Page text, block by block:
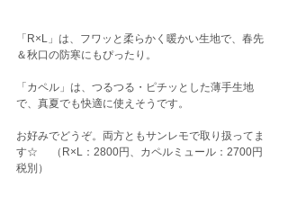
「R×L」は、フワッと柔らかく暖かい生地で、春先
＆秋口の防寒にもぴったり。
「カペル」は、つるつる・ピチッとした薄手生地
で、真夏でも快適に使えそうです。
お好みでどうぞ。両方ともサンレモで取り扱ってま
す☆ 　（R×L：2800円、カペルミュール：2700円
税別）